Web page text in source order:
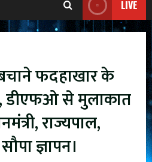
LIVE
फदहाखार के
डीएफओ से मुलाकात
राज्यपाल,
ज्ञापन।